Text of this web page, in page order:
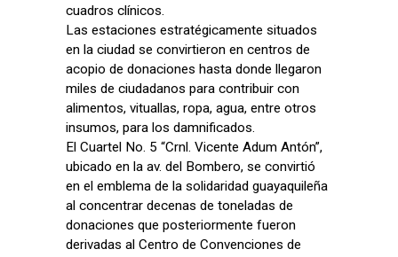
cuadros clínicos.
Las estaciones estratégicamente situados
en la ciudad se convirtieron en centros de
acopio de donaciones hasta donde llegaron
miles de ciudadanos para contribuir con
alimentos, vituallas, ropa, agua, entre otros
insumos, para los damnificados.
El Cuartel No. 5 “Crnl. Vicente Adum Antón”,
ubicado en la av. del Bombero, se convirtió
en el emblema de la solidaridad guayaquileña
al concentrar decenas de toneladas de
donaciones que posteriormente fueron
derivadas al Centro de Convenciones de